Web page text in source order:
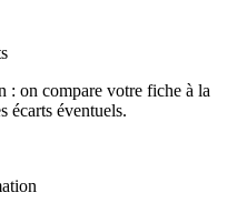
: on compare votre fiche à la
écarts éventuels.